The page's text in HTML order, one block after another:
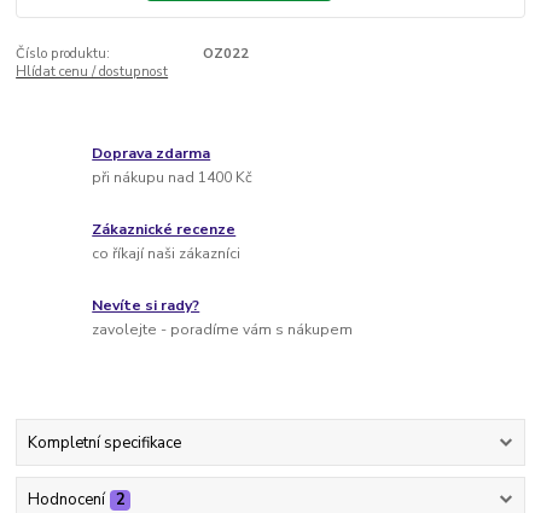
Číslo produktu:
OZ022
Hlídat cenu / dostupnost
Doprava zdarma
při nákupu nad 1400 Kč
Zákaznické recenze
co říkají naši zákazníci
Nevíte si rady?
zavolejte - poradíme vám s nákupem
Kompletní specifikace
Hodnocení 2